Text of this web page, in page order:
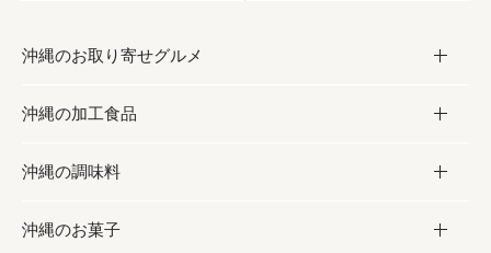
沖縄のお取り寄せグルメ
お取り寄せグルメ
フルーツ・野菜
お肉
沖縄の加工食品
加工食品
缶詰／パウチ
沖縄の調味料
調味料
沖縄のお菓子